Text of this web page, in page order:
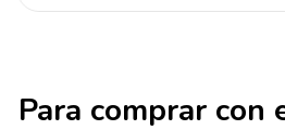
Para comprar con